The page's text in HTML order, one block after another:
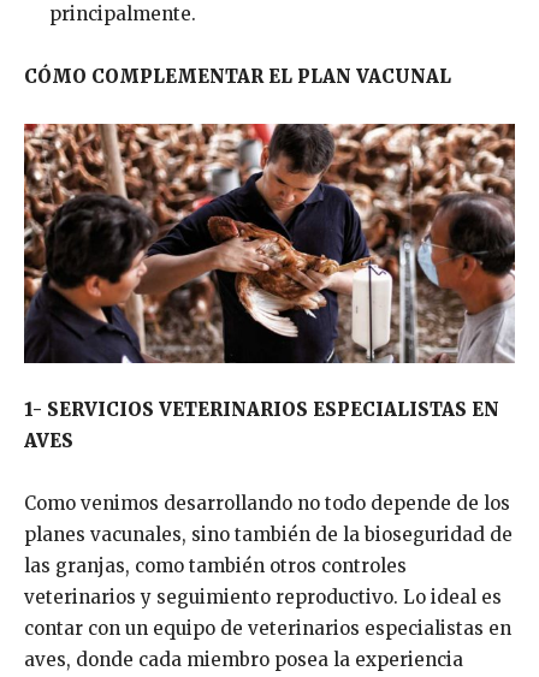
principalmente.
CÓMO COMPLEMENTAR EL PLAN VACUNAL
1- SERVICIOS VETERINARIOS ESPECIALISTAS EN
AVES
Como venimos desarrollando no todo depende de los
planes vacunales, sino también de la bioseguridad de
las granjas, como también otros controles
veterinarios y seguimiento reproductivo. Lo ideal es
contar con un equipo de veterinarios especialistas en
aves, donde cada miembro posea la experiencia